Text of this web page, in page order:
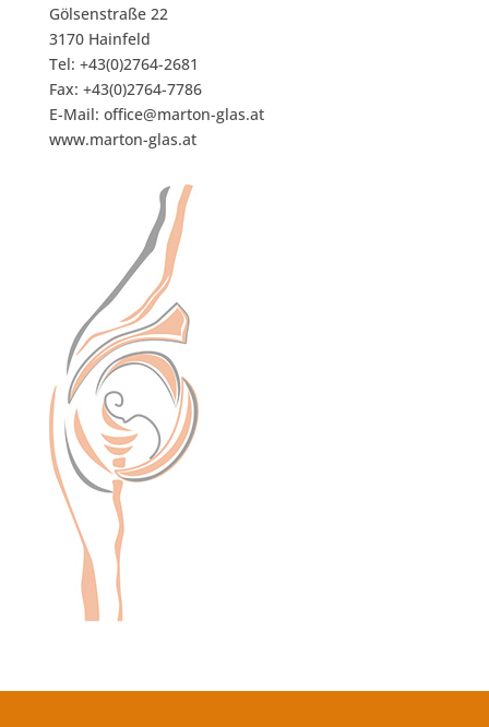
Gölsenstraße 22
3170 Hainfeld
Tel: +43(0)2764-2681
Fax: +43(0)2764-7786
E-Mail: office@marton-glas.at
www.marton-glas.at